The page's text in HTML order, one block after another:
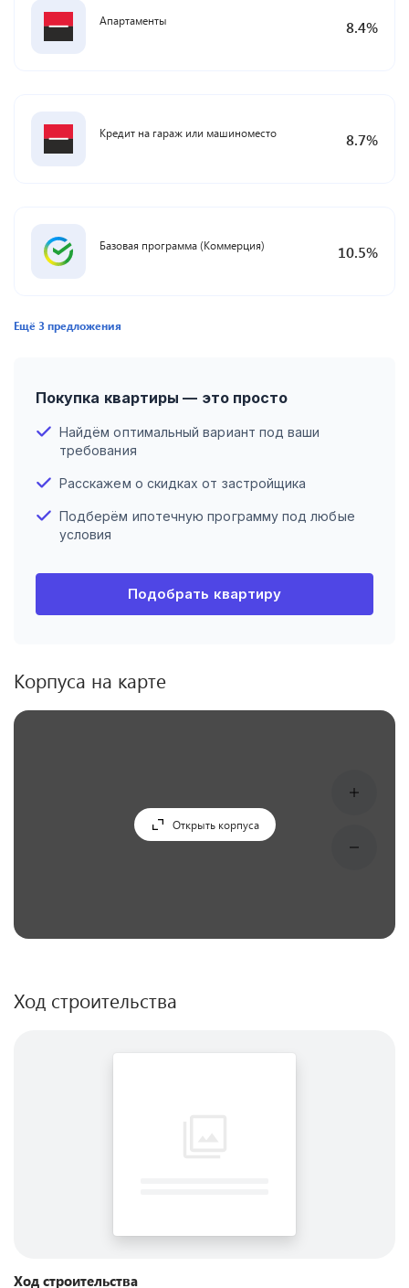
Апартаменты 8.4%
Кредит на гараж или машиноместо 8.7%
Базовая программа (Коммерция) 10.5%
Ещё3предложения
Покупка квартиры — это просто
Найдём оптимальный вариант под ваши
требования
Расскажем о скидках от застройщика
Подберём ипотечную программу под любые
условия
Подобрать квартиру
Корпуса на карте
Открыть корпуса
Ход строительства
Ход строительства